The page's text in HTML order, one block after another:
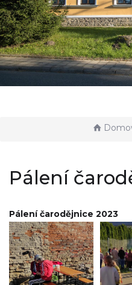
Domovská
Pálení
Pálení čarodějnice 2023